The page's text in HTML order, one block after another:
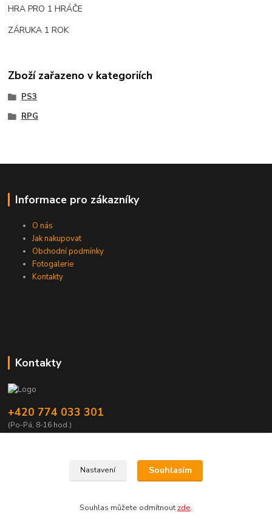
HRA PRO 1 HRÁČE
ZÁRUKA 1 ROK
Zboží zařazeno v kategoriích
PS3
RPG
Informace pro zákazníky
O nás
Jak nakupovat
Obchodní podmínky
Fotogalerie
Kontakty
Kontakty
+420 774 033 301
(Po-Pá, 8-16 hod.)
Nastavení Souhlasím
Souhlas můžete odmítnout zde.